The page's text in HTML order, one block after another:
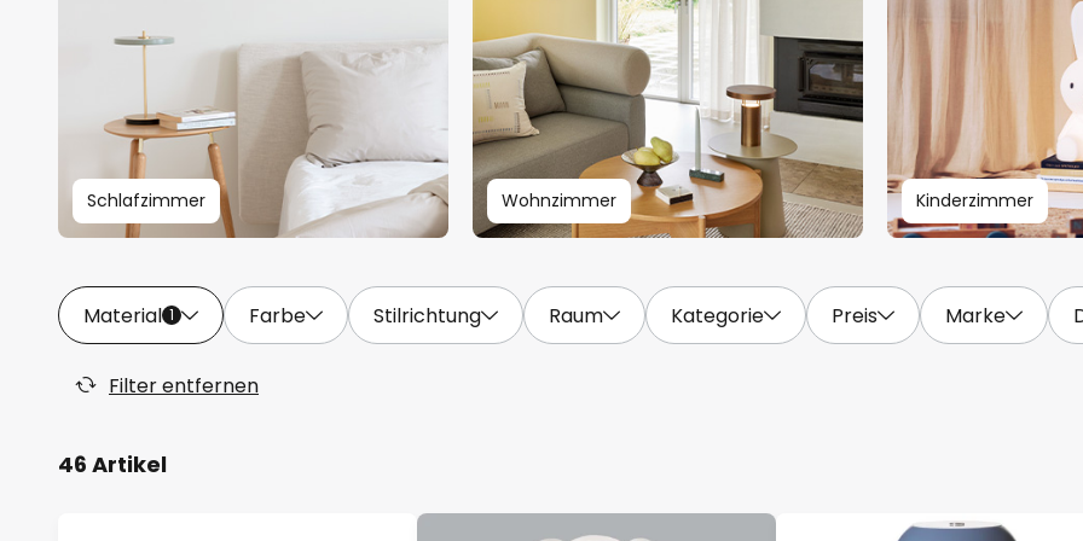
Schlafzimmer Wohnzimmer Kinderzimmer
Material 1 Farbe Stilrichtung Raum Kategorie Preis Marke
Filter entfernen
46 Artikel